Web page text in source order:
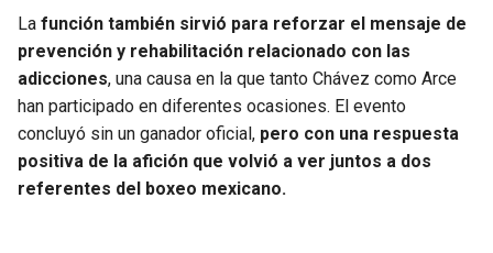
La función también sirvió para reforzar el mensaje de
prevención y rehabilitación relacionado con las
adicciones, una causa en la que tanto Chávez como Arce
han participado en diferentes ocasiones. El evento
concluyó sin un ganador oficial, pero con una respuesta
positiva de la afición que volvió a ver juntos a dos
referentes del boxeo mexicano.